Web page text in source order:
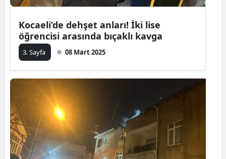
Trabzon
Van
Kocaeli’de dehşet anları! İki lise
öğrencisi arasında bıçaklı kavga
3. Sayfa 08 Mart 2025